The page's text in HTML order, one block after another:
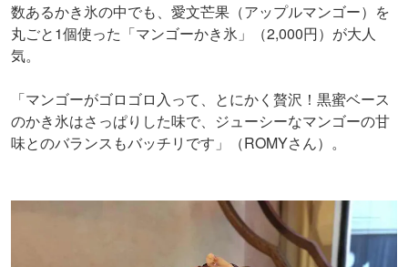
数あるかき氷の中でも、愛文芒果（アップルマンゴー）を
丸ごと1個使った「マンゴーかき氷」（2,000円）が大人
気。
「マンゴーがゴロゴロ入って、とにかく贅沢！黒蜜ベース
のかき氷はさっぱりした味で、ジューシーなマンゴーの甘
味とのバランスもバッチリです」（ROMYさん）。